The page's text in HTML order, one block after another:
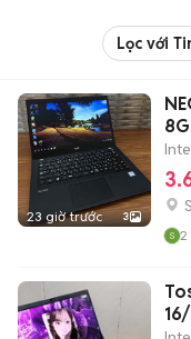
Lọc với
23 giờ trước 3
2